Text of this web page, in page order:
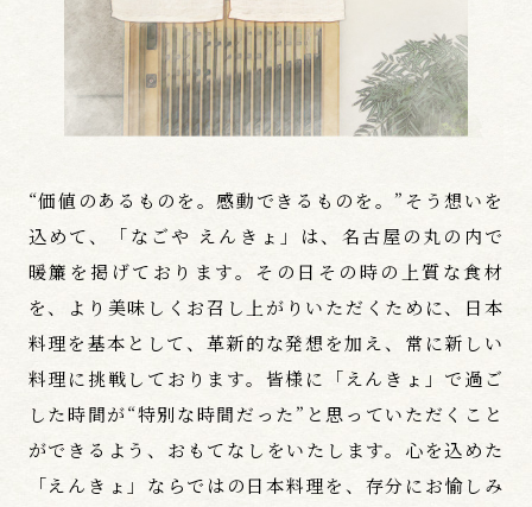
“価値のあるものを。感動できるものを。”そう想いを
込めて、「なごや えんきょ」は、名古屋の丸の内で
暖簾を掲げております。その日その時の上質な食材
を、より美味しくお召し上がりいただくために、日本
料理を基本として、革新的な発想を加え、常に新しい
料理に挑戦しております。皆様に「えんきょ」で過ご
した時間が“特別な時間だった”と思っていただくこと
ができるよう、おもてなしをいたします。心を込めた
「えんきょ」ならではの日本料理を、存分にお愉しみ